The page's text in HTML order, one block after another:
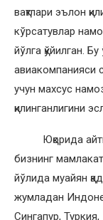
вақтлари эълон
кўрсатувлар
йўлга қўйилган.
авиакомпанияси
учун махсус
қилинганлигини
Юқорида айтиб
бизнинг
йўлида муайян
жумладан
Сингапур,